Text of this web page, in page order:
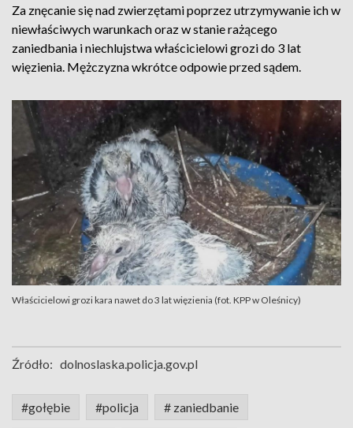
Za znęcanie się nad zwierzętami poprzez utrzymywanie ich w
niewłaściwych warunkach oraz w stanie rażącego
zaniedbania i niechlujstwa właścicielowi grozi do 3 lat
więzienia. Mężczyzna wkrótce odpowie przed sądem.
Właścicielowi grozi kara nawet do 3 lat więzienia (fot. KPP w Oleśnicy)
Źródło: dolnoslaska.policja.gov.pl
#gołębie #policja # zaniedbanie